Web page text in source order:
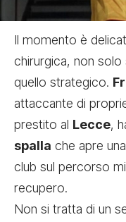
Il momento è
chirurgica, non solo
quello strategico.
attaccante di
prestito al Lecce,
spalla che apre
club sul percorso
recupero.
Non si tratta di un